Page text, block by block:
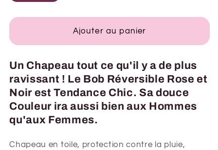
Ajouter au panier
Un Chapeau tout ce qu'il y a de plus
ravissant ! Le Bob Réversible Rose et
Noir est Tendance Chic. Sa douce
Couleur ira aussi bien aux Hommes
qu'aux Femmes.
Chapeau en toile, protection contre la pluie,